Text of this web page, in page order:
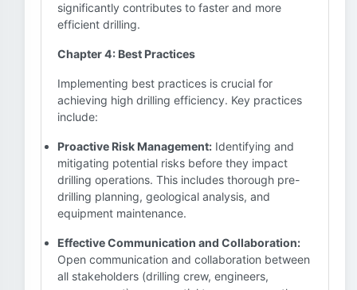
significantly contributes to faster and more
efficient drilling.
Chapter 4: Best Practices
Implementing best practices is crucial for
achieving high drilling efficiency. Key practices
include:
Proactive Risk Management: Identifying and
mitigating potential risks before they impact
drilling operations. This includes thorough pre-
drilling planning, geological analysis, and
equipment maintenance.
Effective Communication and Collaboration:
Open communication and collaboration between
all stakeholders (drilling crew, engineers,